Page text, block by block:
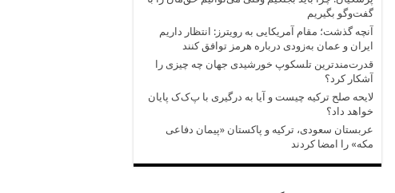
گفت‌وگو بگیریم
آنچه گذشت؛ مقام آمریکایی به رویترز: انتظار داریم
ایران و عمان به‌زودی درباره هرمز توافق کنند
قدرت‌مندترین تلسکوپ خورشیدی جهان چه چیزی را
آشکار کرد؟
لایحه صلح ترکیه چیست و آیا به درگیری با پ‌ک‌ک پایان
خواهد داد؟
عربستان سعودی، ترکیه و پاکستان «پیمان دفاعی
مکه» را امضا کردند